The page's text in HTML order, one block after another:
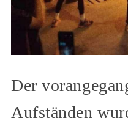
Der
Aufständen